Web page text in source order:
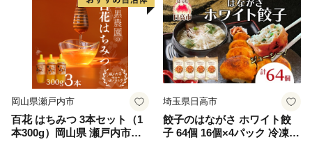
岡山県瀬戸内市
百花 はちみつ 3本セット（1
本300g）岡山県 瀬戸内市産
埼玉県日高市
餃子のはながさ ホワイト餃
子 64個 16個×4パック 冷凍